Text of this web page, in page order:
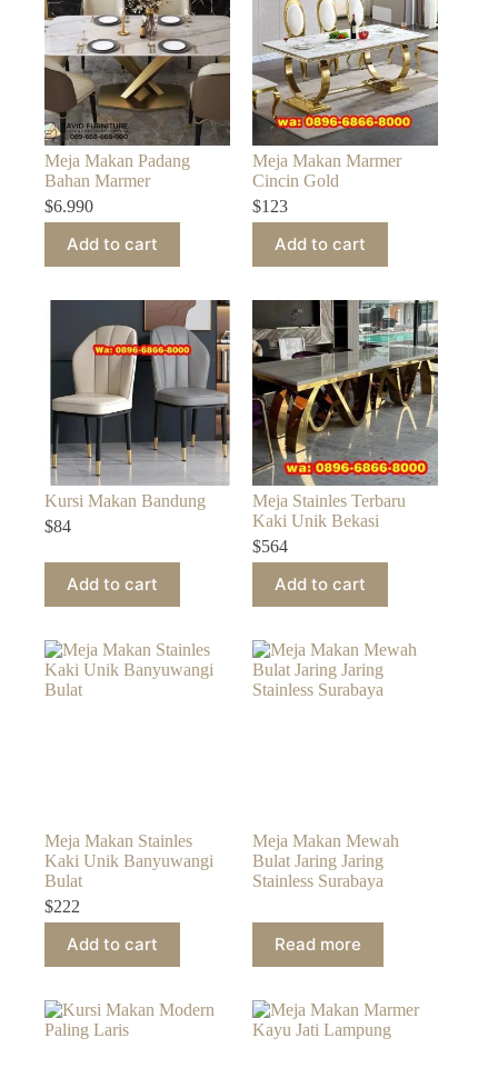
Meja Makan Padang
Bahan Marmer
$6.990
Add to cart
Meja Makan Marmer
Cincin Gold
$123
Add to cart
Kursi Makan Bandung
$84
Add to cart
Meja Stainles Terbaru
Kaki Unik Bekasi
$564
Add to cart
Meja Makan Stainles
Kaki Unik Banyuwangi
Bulat
$222
Add to cart
Meja Makan Mewah
Bulat Jaring Jaring
Stainless Surabaya
Read more